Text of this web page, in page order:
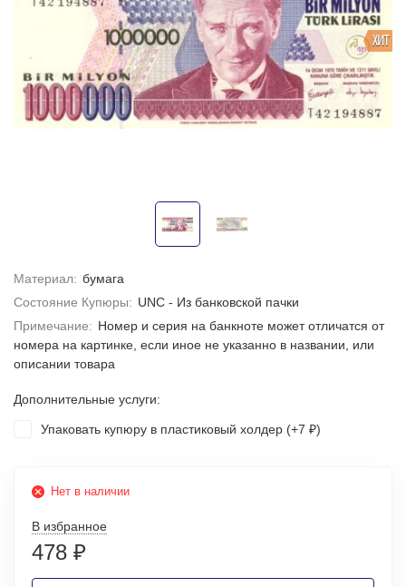
ХИТ
Материал: бумага
Состояние Купюры: UNC - Из банковской пачки
Примечание: Номер и серия на банкноте может отличатся от
номера на картинке, если иное не указанно в названии, или
описании товара
Дополнительные услуги:
Упаковать купюру в пластиковый холдер (+7 ₽)
Нет в наличии
В избранное
478 ₽